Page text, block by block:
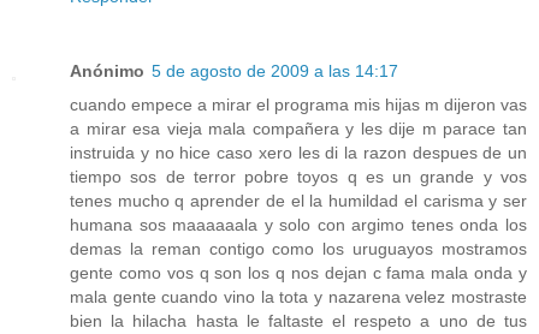
Anónimo 5 de agosto de 2009 a las 14:17
cuando empece a mirar el programa mis hijas m dijeron vas
a mirar esa vieja mala compañera y les dije m parace tan
instruida y no hice caso xero les di la razon despues de un
tiempo sos de terror pobre toyos q es un grande y vos
tenes mucho q aprender de el la humildad el carisma y ser
humana sos maaaaaala y solo con argimo tenes onda los
demas la reman contigo como los uruguayos mostramos
gente como vos q son los q nos dejan c fama mala onda y
mala gente cuando vino la tota y nazarena velez mostraste
bien la hilacha hasta le faltaste el respeto a uno de tus